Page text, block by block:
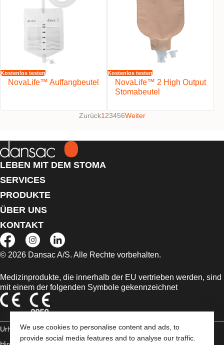
We use cookies to personalise content and ads, to
provide social media features and to analyse our traffic.
Kostenlos testen
NovaLife™ Auffangbeutel
Kostenlos testen
NovaLife™ 2 High Output
Stomabeutel
Zurück1 23456Weiter
LEBEN MIT DEM STOMA
SERVICES
PRODUKTE
ÜBER UNS
KONTAKT
© 2026 Dansac A/S. Alle Rechte vorbehalten.
Medizinprodukte, die innerhalb der EU vertrieben werden, sind
mit einem der folgenden Symbole gekennzeichnet
Urheberrechts-